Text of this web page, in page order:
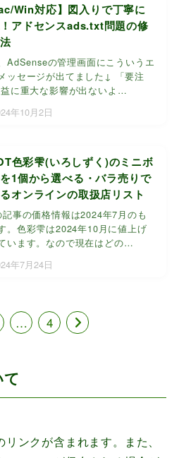
Win対応】図入りで丁寧に
アドセンスads.txt問題の修
AdSenseの管理画面にこういうエ
ッセージが出てました↓ 「要注
に重大な影響が出ないよ…
年10月2日
色彩雫(いろしずく)のミニボ
を1個から選べる・バラ売りで
オンラインの取扱店リスト
記事の価格情報は2024年7月のも
。色彩雫は2024年10月に値上げ
います。なので現在はどの…
年7月24日
… 4
ンクが含まれます。また、